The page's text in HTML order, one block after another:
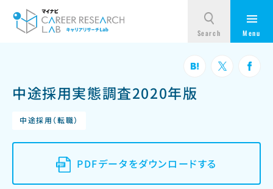
中途採用実態調査2020年版
中途採用（転職）
PDFデータをダウンロードする